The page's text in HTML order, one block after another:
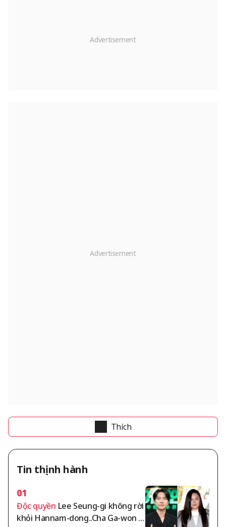
Thích
Tin thịnh hành
01
Độc quyền Lee Seung-gi không rời
khỏi Hannam-dong..Cha Ga-won tr